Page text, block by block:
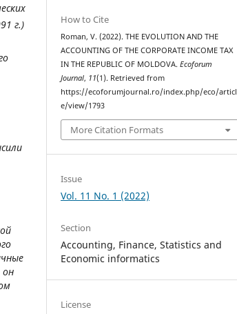
г.)
он
How to Cite
Roman, V. (2022). THE EVOLUTION AND THE
ACCOUNTING OF THE CORPORATE INCOME TAX
IN THE REPUBLIC OF MOLDOVA.Ecoforum
Journal, 11(1). Retrieved from
https://ecoforumjournal.ro/index.php/eco/articl
e/view/1793
More Citation Formats
Issue
Vol. 11 No. 1 (2022)
Section
Accounting, Finance, Statistics and
Economic informatics
License